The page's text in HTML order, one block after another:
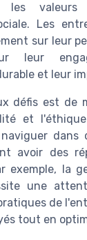
les
Les
sur leur
leur
et leur
défis est de
et l'éthique
dans
avoir des
exemple, la
une
de
tout en